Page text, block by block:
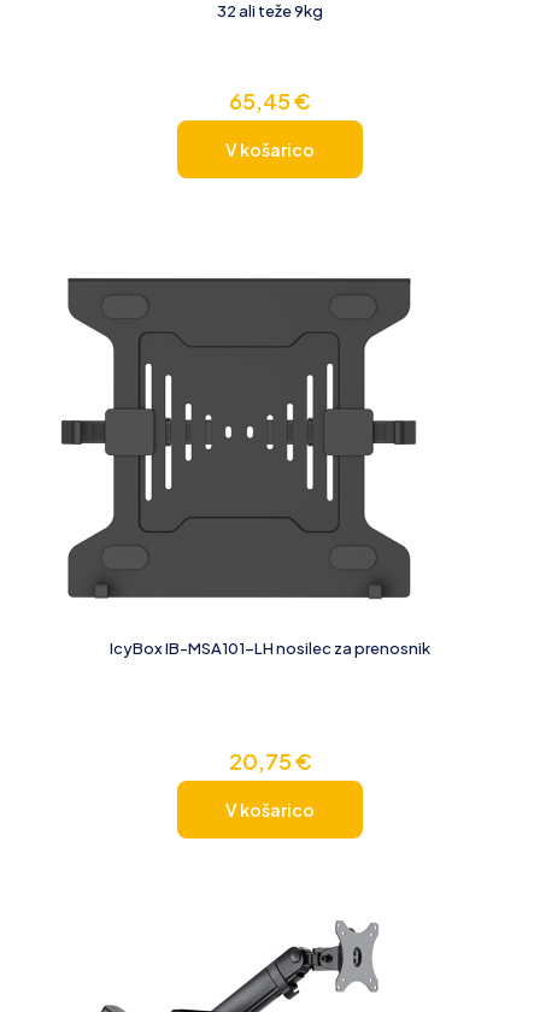
32 ali teže 9kg
65,45€
V košarico
IcyBox IB-MSA101-LH nosilec za prenosnik
20,75€
V košarico